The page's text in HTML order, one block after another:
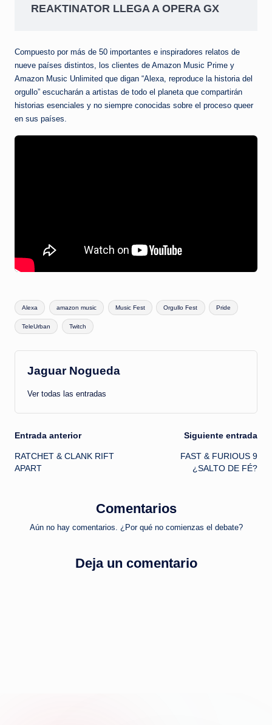
REAKTINATOR LLEGA A OPERA GX
Compuesto por más de 50 importantes e inspiradores relatos de
nueve países distintos, los clientes de Amazon Music Prime y
Amazon Music Unlimited que digan “Alexa, reproduce la historia del
orgullo” escucharán a artistas de todo el planeta que compartirán
historias esenciales y no siempre conocidas sobre el proceso queer
en sus países.
Etiquetas:
Alexa amazon music Music Fest Orgullo Fest Pride
TeleUrban Twitch
Jaguar Nogueda
Ver todas las entradas
Navegación
de
Entrada anterior
RATCHET & CLANK RIFT
APART
Siguiente entrada
FAST & FURIOUS 9
¿SALTO DE FÉ?
Comentarios
Aún no hay comentarios. ¿Por qué no comienzas el debate?
Deja un comentario